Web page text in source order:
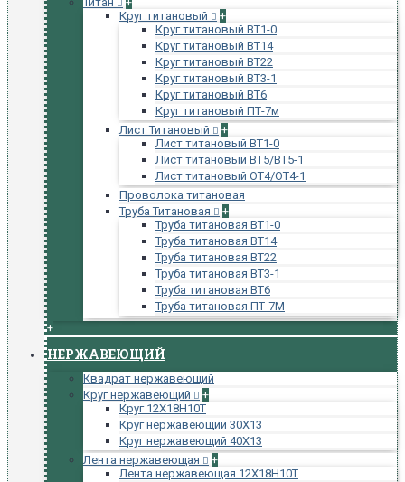
Круг титановый
+
Круг титановый ВТ1-0
Круг титановый ВТ14
Круг титановый ВТ22
Круг титановый ВТ3-1
Круг титановый ВТ6
Круг титановый ПТ-7м
Лист Титановый
+
Лист титановый ВТ1-0
Лист титановый ВТ5/ВТ5-1
Лист титановый ОТ4/ОТ4-1
Проволока титановая
Труба Титановая
+
Труба титановая ВТ1-0
Труба титановая ВТ14
Труба титановая ВТ22
Труба титановая ВТ3-1
Труба титановая ВТ6
Труба титановая ПТ-7М
+
НЕРЖАВЕЮЩИЙ
Квадрат нержавеющий
Круг нержавеющий
+
Круг 12Х18Н10Т
Круг нержавеющий 30Х13
Круг нержавеющий 40Х13
Лента нержавеющая
+
Лента нержавеющая 12Х18Н10Т